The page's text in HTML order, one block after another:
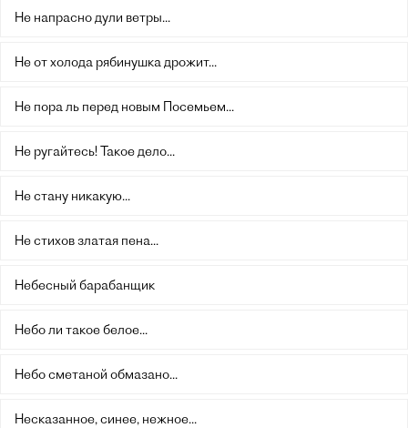
Не напрасно дули ветры...
Не от холода рябинушка дрожит...
Не пора ль перед новым Посемьем...
Не ругайтесь! Такое дело...
Не стану никакую...
Не стихов златая пена...
Небесный барабанщик
Небо ли такое белое...
Небо сметаной обмазано...
Несказанное, синее, нежное...